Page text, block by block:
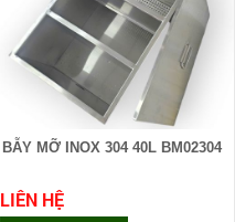
BẪY MỠ INOX 304 40L BM02304
LIÊN HỆ